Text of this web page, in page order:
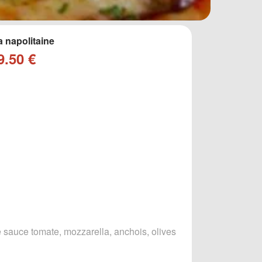
napolitaine
€
sauce tomate, mozzarella, anchois, olives